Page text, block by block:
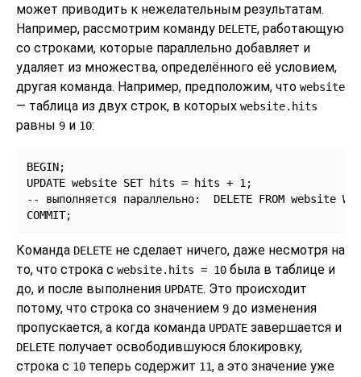
может приводить к нежелательным результатам.
Например, рассмотрим команду DELETE, работающую
со строками, которые параллельно добавляет и
удаляет из множества, определённого её условием,
другая команда. Например, предположим, что website
— таблица из двух строк, в которых website.hits
равны 9 и 10:
BEGIN;
UPDATE website SET hits = hits + 1;
-- выполняется параллельно:  DELETE FROM website
Команда DELETE не сделает ничего, даже несмотря на
то, что строка с website.hits = 10 была в таблице и
до, и после выполнения UPDATE. Это происходит
потому, что строка со значением 9 до изменения
пропускается, а когда команда UPDATE завершается и
DELETE получает освободившуюся блокировку,
строка с 10 теперь содержит 11, а это значение уже